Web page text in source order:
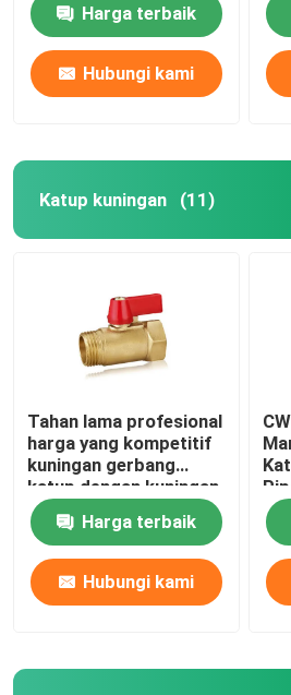
Harga terbaik
Hubungi kami
Katup kuningan (11)
Tahan lama profesional
harga yang kompetitif
kuningan gerbang
katup dengan kuningan
1/2 inch bola katup
drainerHarga terbaik
Hubungi kami